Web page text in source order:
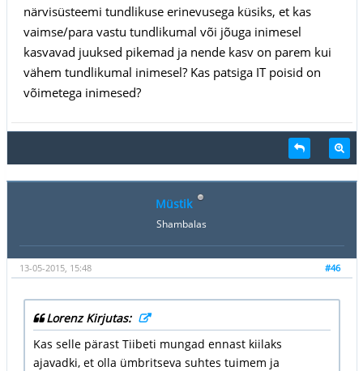
närvisüsteemi tundlikuse erinevusega küsiks, et kas
vaimse/para vastu tundlikumal või jõuga inimesel
kasvavad juuksed pikemad ja nende kasv on parem kui
vähem tundlikumal inimesel? Kas patsiga IT poisid on
võimetega inimesed?
Müstik
Shambalas
#46
13-05-2015, 15:48
Lorenz Kirjutas:
Kas selle pärast Tiibeti mungad ennast kiilaks
ajavadki, et olla ümbritseva suhtes tuimem ja